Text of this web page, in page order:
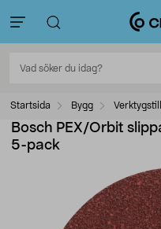
Startsida Bygg
Bosch PEX/Orbit
5-pack